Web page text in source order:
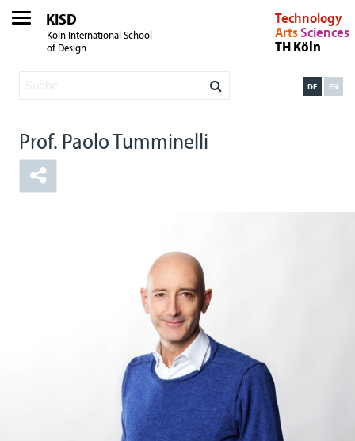
KISD
Köln International School
of Design
Technology
ArtsSciences
TH Köln
EN
DE
Prof. Paolo Tumminelli